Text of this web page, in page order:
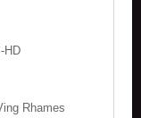
HD
Rhames